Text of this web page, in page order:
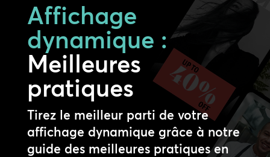
Affichage
dynamique :
Meilleures
pratiques
Tirez le meilleur parti de votre
affichage dynamique grâce à notre
guide des meilleures pratiques en